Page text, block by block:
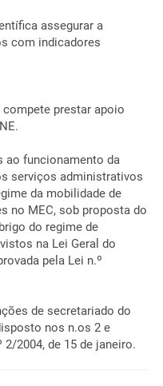
assegurar a
com indicadores
prestar apoio
ao funcionamento da
serviços administrativos
da mobilidade de
no MEC, sob proposta do
do regime de
na Lei Geral do
pela Lei n.º
de secretariado do
nos n.os 2 e
2004, de 15 de janeiro.